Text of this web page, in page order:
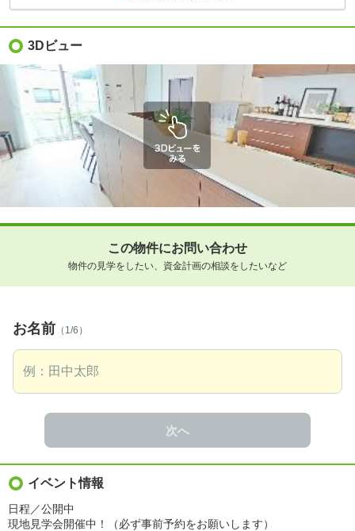
3Dビュー
この物件にお問い合わせ
物件の見学をしたい、資金計画の相談をしたいなど
お名前 （1/6）
次へ
イベント情報
日程／公開中
現地見学会開催中！（必ず事前予約をお願いします）